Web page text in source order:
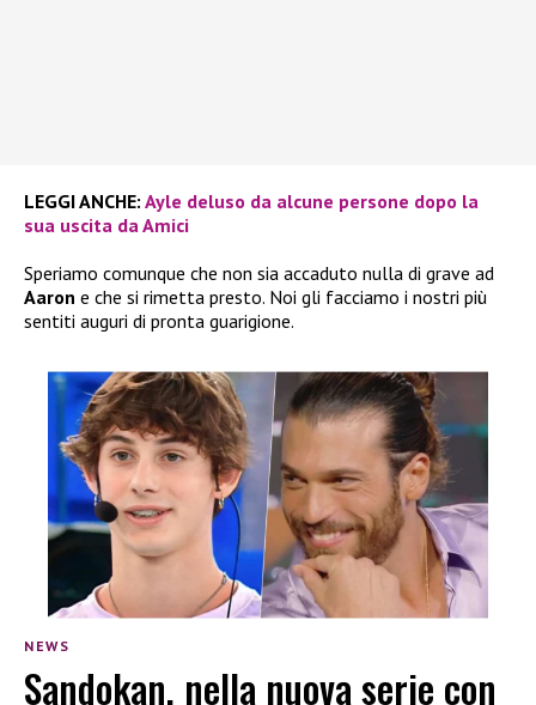
LEGGI ANCHE: Ayle deluso da alcune persone dopo la
sua uscita da Amici
Speriamo comunque che non sia accaduto nulla di grave ad
Aaron e che si rimetta presto. Noi gli facciamo i nostri più
sentiti auguri di pronta guarigione.
NEWS
Sandokan, nella nuova serie con